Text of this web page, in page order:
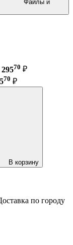
29570 ₽
70 ₽
В корзину
по городу